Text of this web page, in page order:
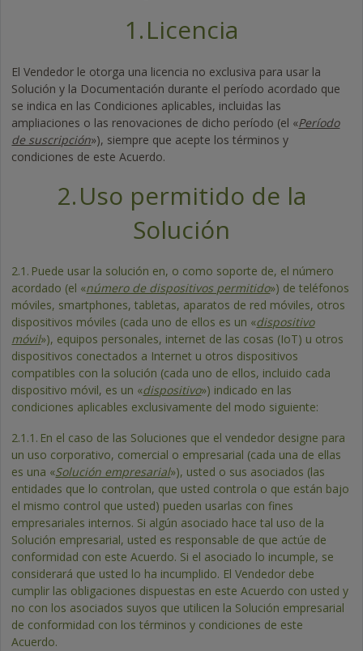
1.Licencia
El Vendedor le otorga una licencia no exclusiva para usar la
Solución y la Documentación durante el período acordado que
se indica en las Condiciones aplicables, incluidas las
ampliaciones o las renovaciones de dicho período (el «Período
de suscripción»), siempre que acepte los términos y
condiciones de este Acuerdo.
2.Uso permitido de la
Solución
2.1. Puede usar la solución en, o como soporte de, el número
acordado (el «número de dispositivos permitido») de teléfonos
móviles, smartphones, tabletas, aparatos de red móviles, otros
dispositivos móviles (cada uno de ellos es un «dispositivo
móvil»), equipos personales, internet de las cosas (IoT) u otros
dispositivos conectados a Internet u otros dispositivos
compatibles con la solución (cada uno de ellos, incluido cada
dispositivo móvil, es un «dispositivo») indicado en las
condiciones aplicables exclusivamente del modo siguiente:
2.1.1. En el caso de las Soluciones que el vendedor designe para
un uso corporativo, comercial o empresarial (cada una de ellas
es una «Solución empresarial»), usted o sus asociados (las
entidades que lo controlan, que usted controla o que están bajo
el mismo control que usted) pueden usarlas con fines
empresariales internos. Si algún asociado hace tal uso de la
Solución empresarial, usted es responsable de que actúe de
conformidad con este Acuerdo. Si el asociado lo incumple, se
considerará que usted lo ha incumplido. El Vendedor debe
cumplir las obligaciones dispuestas en este Acuerdo con usted y
no con los asociados suyos que utilicen la Solución empresarial
de conformidad con los términos y condiciones de este
Acuerdo.